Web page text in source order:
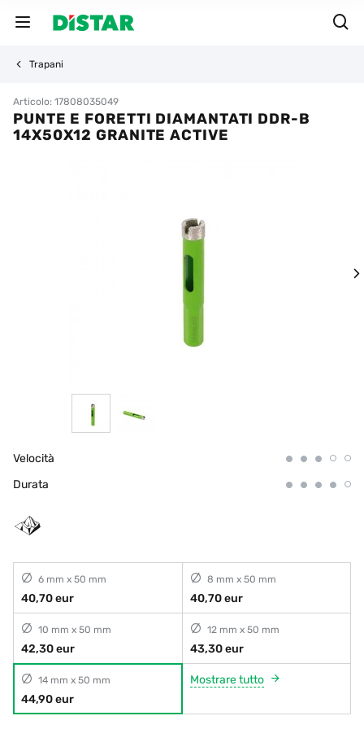
Trapani
Articolo: 17808035049
PUNTE E FORETTI DIAMANTATI DDR-B
14X50X12 GRANITE ACTIVE
Velocità
Durata
6 mm x 50 mm
40,70 eur
8 mm x 50 mm
40,70 eur
10 mm x 50 mm
42,30 eur
12 mm x 50 mm
43,30 eur
14 mm x 50 mm
44,90 eur
Mostrare tutto